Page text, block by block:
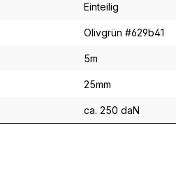
Einteilig
Olivgrün #629b41
5m
25mm
ca. 250 daN